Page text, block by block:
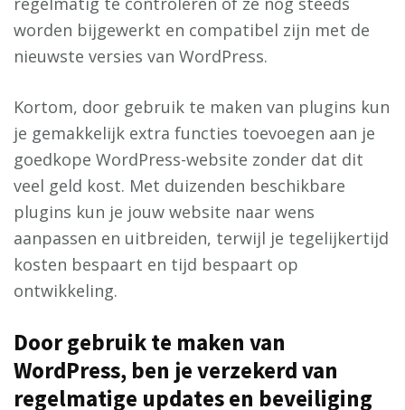
worden bijgewerkt en compatibel zijn met de
nieuwste versies van WordPress.
Kortom, door gebruik te maken van plugins kun
je gemakkelijk extra functies toevoegen aan je
goedkope WordPress-website zonder dat dit
veel geld kost. Met duizenden beschikbare
plugins kun je jouw website naar wens
aanpassen en uitbreiden, terwijl je tegelijkertijd
kosten bespaart en tijd bespaart op
ontwikkeling.
Door gebruik te maken van
WordPress, ben je verzekerd van
regelmatige updates en beveiliging